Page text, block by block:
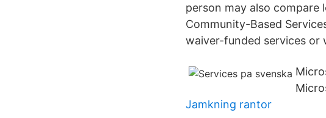
person may also compare
Community-Based
waiver-funded services or
Jamkning rantor